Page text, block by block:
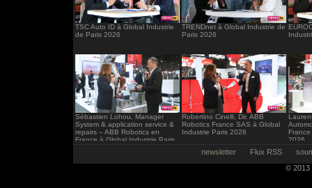
TSC Auto ID à Global Industrie
de Paris 2026
TRENDnet à Global Industrie de
Paris 2026
Sébastien Lohou, Manager
System & application service &
repairs – ABB Robotics en
France à Global Industrie Paris
Robertino Cinelli, Dir. ABB
Robotics France SAS à Global
Industrie Paris 2026
2026
newsletter Flux RSS
© 2013